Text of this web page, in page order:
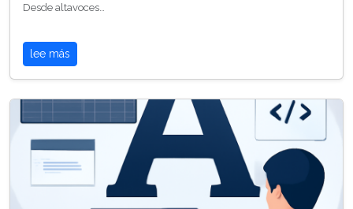
Desde altavoces…
lee más